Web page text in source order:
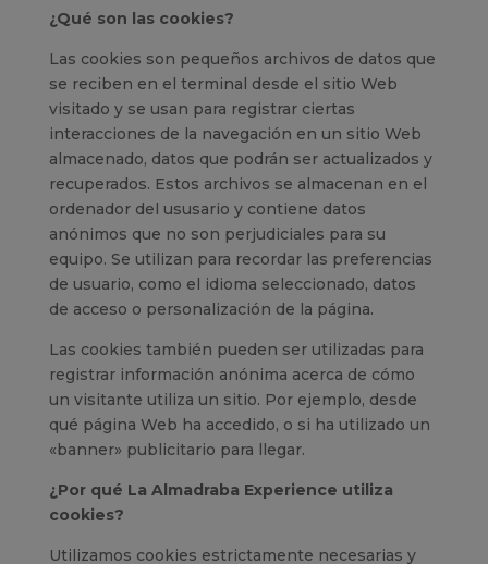
¿Qué son las cookies?
Las cookies son pequeños archivos de datos que
se reciben en el terminal desde el sitio Web
visitado y se usan para registrar ciertas
interacciones de la navegación en un sitio Web
almacenado, datos que podrán ser actualizados y
recuperados. Estos archivos se almacenan en el
ordenador del ususario y contiene datos
anónimos que no son perjudiciales para su
equipo. Se utilizan para recordar las preferencias
de usuario, como el idioma seleccionado, datos
de acceso o personalización de la página.
Las cookies también pueden ser utilizadas para
registrar información anónima acerca de cómo
un visitante utiliza un sitio. Por ejemplo, desde
qué página Web ha accedido, o si ha utilizado un
«banner» publicitario para llegar.
¿Por qué La Almadraba Experience utiliza
cookies?
Utilizamos cookies estrictamente necesarias y